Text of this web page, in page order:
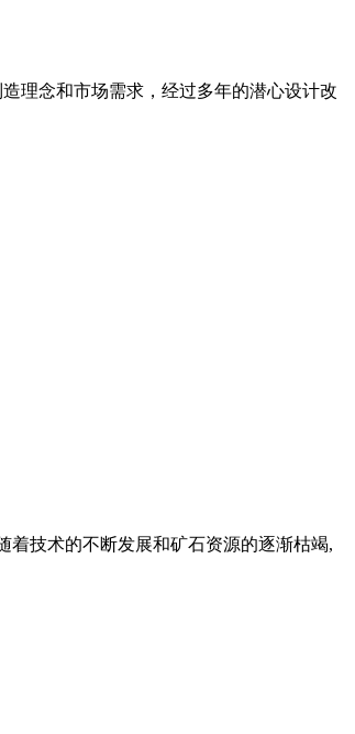
理念和市场需求，经过多年的潜心设计改
着技术的不断发展和矿石资源的逐渐枯竭,